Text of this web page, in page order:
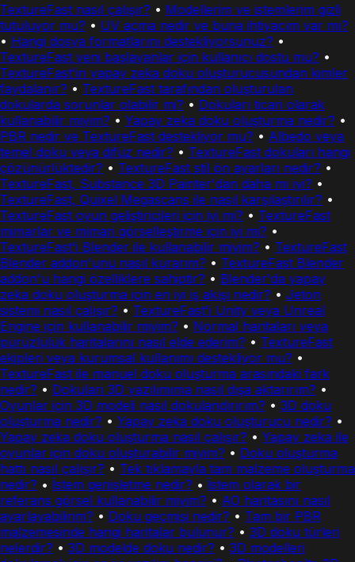
TextureFast nasıl çalışır? • Modellerim ve istemlerim gizli
tutuluyor mu? • UV açma nedir ve buna ihtiyacım var mı?
• Hangi dosya formatlarını destekliyorsunuz? •
TextureFast yeni başlayanlar için kullanıcı dostu mu? •
TextureFast'in yapay zeka doku oluşturucusundan kimler
faydalanır? • TextureFast tarafından oluşturulan
dokularda sorunlar olabilir mi? • Dokuları ticari olarak
kullanabilir miyim? • Yapay zeka doku oluşturma nedir? •
PBR nedir ve TextureFast destekliyor mu? • Albedo veya
temel doku veya difüz nedir? • TextureFast dokuları hangi
çözünürlüktedir? • TextureFast stil ön ayarları nedir? •
TextureFast, Substance 3D Painter'dan daha mı iyi? •
TextureFast, Quixel Megascans ile nasıl karşılaştırılır? •
TextureFast oyun geliştiricileri için iyi mi? • TextureFast
mimarlar ve mimari görselleştirme için iyi mi? •
TextureFast'i Blender ile kullanabilir miyim? • TextureFast
Blender addon'unu nasıl kurarım? • TextureFast Blender
addon'u hangi özelliklere sahiptir? • Blender'da yapay
zeka doku oluşturma için en iyi iş akışı nedir? • Jeton
sistemi nasıl çalışır? • TextureFast'i Unity veya Unreal
Engine için kullanabilir miyim? • Normal haritaları veya
pürüzlülük haritalarını nasıl elde ederim? • TextureFast
ekipleri veya kurumsal kullanımı destekliyor mu? •
TextureFast ile manuel doku oluşturma arasındaki fark
nedir? • Dokuları 3D yazılımıma nasıl dışa aktarırım? •
Oyunlar için 3D modeli nasıl dokulandırırım? • 3D doku
oluşturma nedir? • Yapay zeka doku oluşturucu nedir? •
Yapay zeka doku oluşturma nasıl çalışır? • Yapay zeka ile
oyunlar için doku oluşturabilir miyim? • Doku oluşturma
hattı nasıl çalışır? • Tek tıklamayla tam malzeme oluşturma
nedir? • İstem genişletme nedir? • İstem olarak bir
referans görsel kullanabilir miyim? • AO haritasını nasıl
ayarlayabilirim? • Doku geçmişi nedir? • Tam bir PBR
malzemesinde hangi haritalar bulunur? • 3D doku türleri
nelerdir? • 3D modelde doku nedir? • 3D modelleri